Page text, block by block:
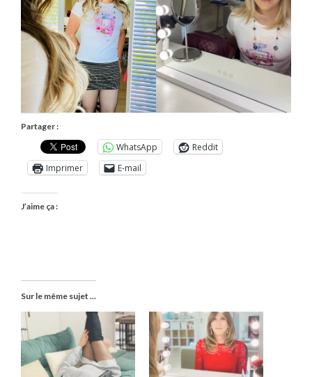
Partager :
WhatsApp
Reddit
Imprimer
E-mail
J’aime ça :
Sur le même sujet ...